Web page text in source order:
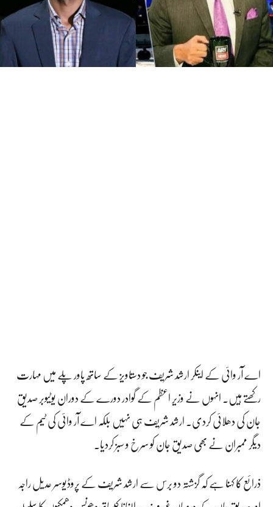
اے آر وائی کے اینکر ارشد شریف جو دستاویز کے ساتھ پاور پلے میں مہارت
رکھتے ہیں۔ انہوں نے وزیر اعظم کے گوادر دورے کے دوران یوٹیوبر صدیق
جان کی دھلائی کردی۔ ارشد شریف ہی نہیں بلکہ اے آر وائی کی ٹیم کے
دیگر ممبران نے بھی صدیق جان کو سرخ و سبز کردیا۔
ذرائع کا کہنا ہے کہ گزشتہ دو برس سے ارشد شریف کے پروڈیوسر عدیل راجہ